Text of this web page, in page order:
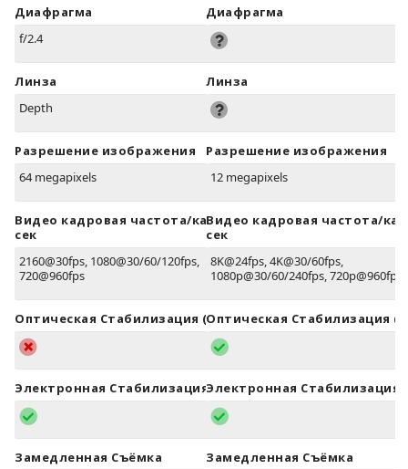
Диафрагма
f/2.4
Линза
Depth
Разрешение изображения
64 megapixels
Видео кадровая частота/кадров в
сек
2160@30fps, 1080@30/60/120fps,
720@960fps
Оптическая Стабилизация (OIS)
Электронная Стабилизация (EIS)
Замедленная Съёмка
Диафрагма
Линза
Разрешение изображения
12 megapixels
Видео кадровая частота/
сек
8K@24fps, 4K@30/60fps,
1080p@30/60/240fps, 720p@960fps
Оптическая Стабилизация
Электронная Стабилизация
Замедленная Съёмка